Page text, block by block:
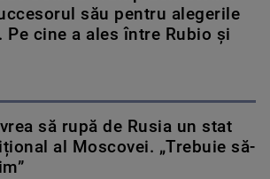
său pentru alegerile
Pe cine a ales între Rubio și
să rupă de Rusia un stat
al Moscovei. „Trebuie să-